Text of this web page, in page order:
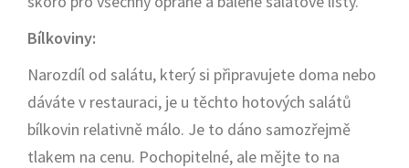
Bílkoviny:
Narozdíl od salátu, který si připravujete doma nebo
dáváte v restauraci, je u těchto hotových salátů
bílkovin relativně málo. Je to dáno samozřejmě
tlakem na cenu. Pochopitelné, ale mějte to na